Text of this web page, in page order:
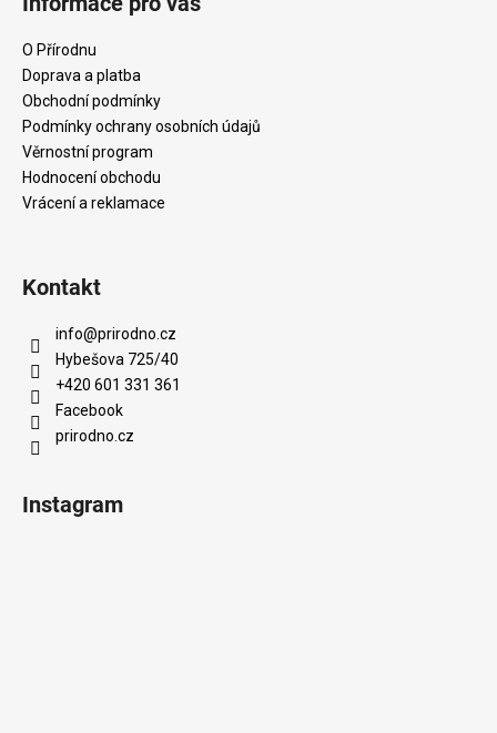
O Přírodnu
Doprava a platba
Obchodní podmínky
Podmínky ochrany osobních údajů
Věrnostní program
Hodnocení obchodu
Vrácení a reklamace
Kontakt
info@prirodno.cz
Hybešova 725/40
+420 601 331 361
Facebook
prirodno.cz
Instagram